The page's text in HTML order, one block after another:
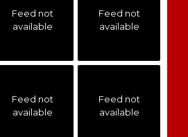
Feed not
available
Feed not
available
Feed not
available
Feed not
available